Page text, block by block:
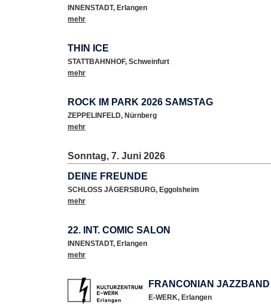
INNENSTADT, Erlangen
mehr
THIN ICE
STATTBAHNHOF, Schweinfurt
mehr
ROCK IM PARK 2026 SAMSTAG
ZEPPELINFELD, Nürnberg
mehr
Sonntag, 7. Juni 2026
DEINE FREUNDE
SCHLOSS JÄGERSBURG, Eggolsheim
mehr
22. INT. COMIC SALON
INNENSTADT, Erlangen
mehr
FRANCONIAN JAZZBAND
E-WERK, Erlangen